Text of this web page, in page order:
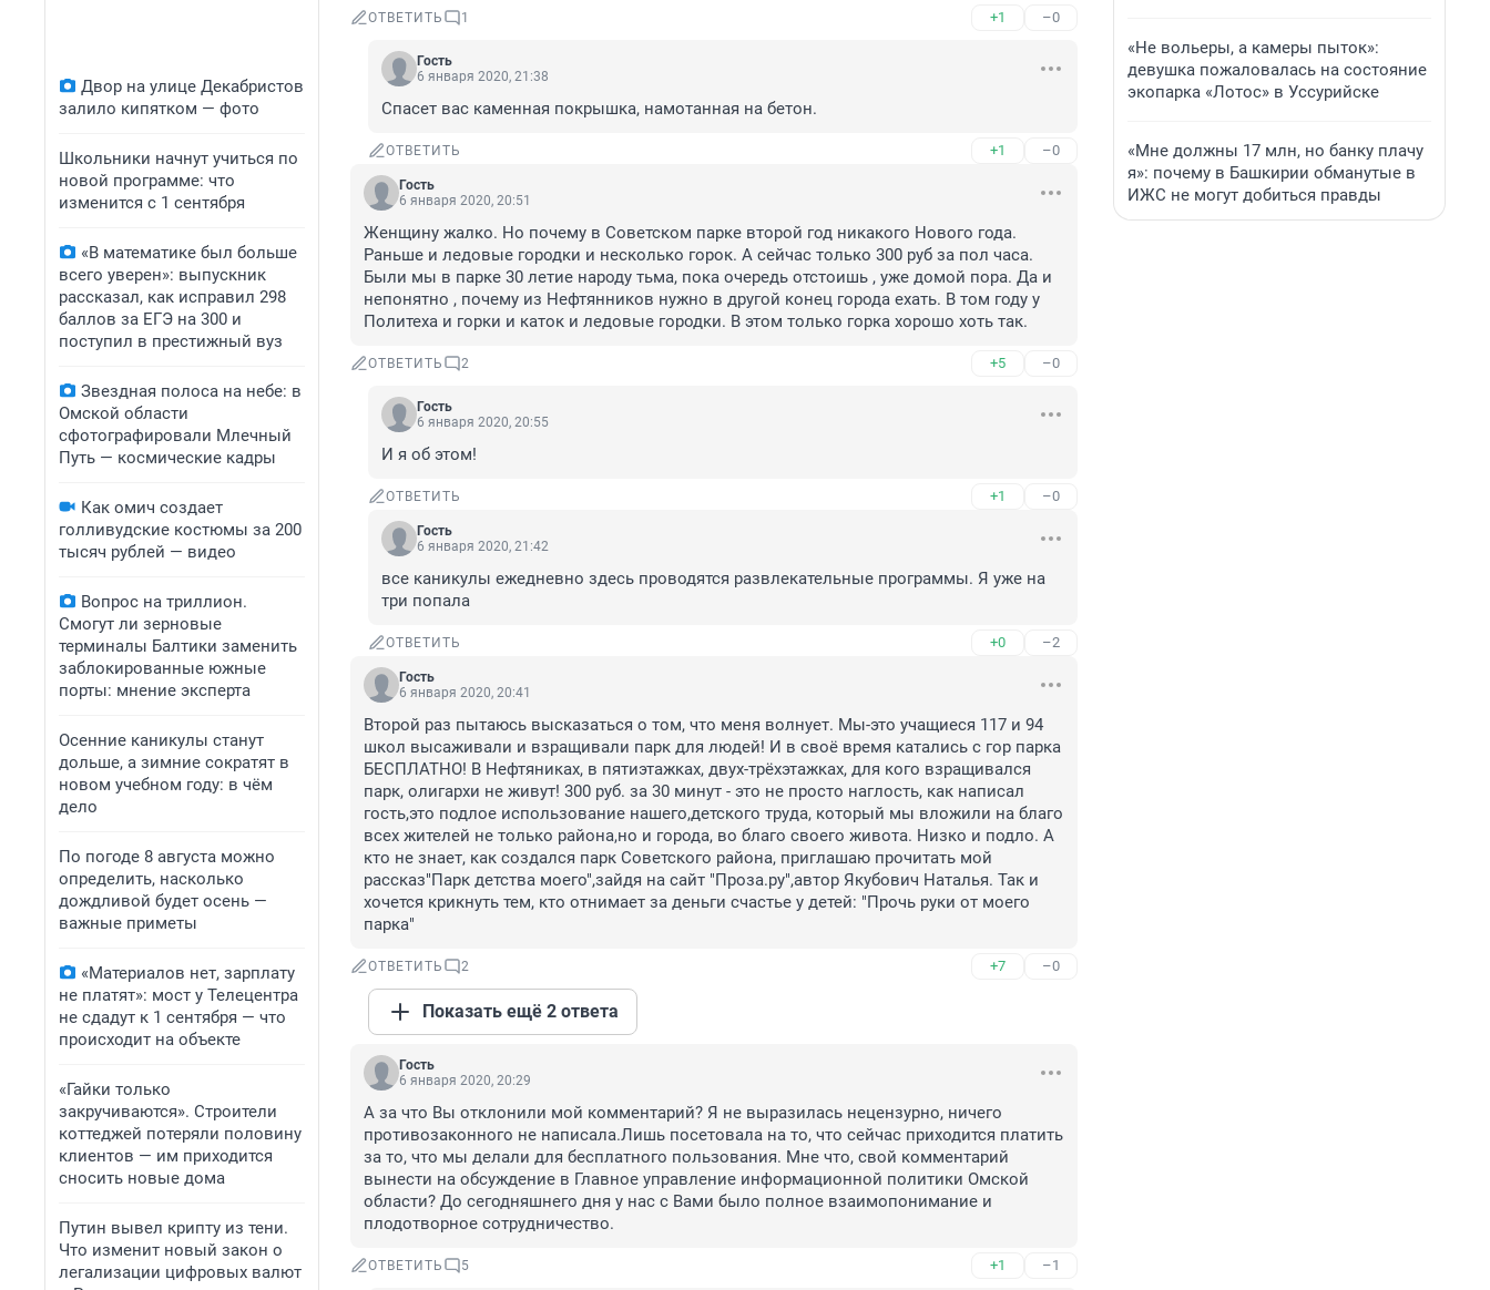
Двор на улице Декабристов
залило кипятком — фото
Школьники начнут учиться по
новой программе: что
изменится с 1 сентября
«В математике был больше
всего уверен»: выпускник
рассказал, как исправил 298
баллов за ЕГЭ на 300 и
поступил в престижный вуз
Звездная полоса на небе: в
Омской области
сфотографировали Млечный
Путь — космические кадры
Как омич создает
голливудские костюмы за 200
тысяч рублей — видео
Вопрос на триллион.
Смогут ли зерновые
терминалы Балтики заменить
заблокированные южные
порты: мнение эксперта
Осенние каникулы станут
дольше, а зимние сократят в
новом учебном году: в чём
дело
По погоде 8 августа можно
определить, насколько
дождливой будет осень —
важные приметы
«Материалов нет, зарплату
не платят»: мост у Телецентра
не сдадут к 1 сентября — что
происходит на объекте
«Гайки только
закручиваются». Строители
коттеджей потеряли половину
клиентов — им приходится
сносить новые дома
Путин вывел крипту из тени.
Что изменит новый закон о
легализации цифровых валют
ОТВЕТИТЬ 1 +1 –0
Гость
6 января 2020, 21:38
Спасет вас каменная покрышка, намотанная на бетон.
ОТВЕТИТЬ +1 –0
Гость
6 января 2020, 20:51
Женщину жалко. Но почему в Советском парке второй год никакого Нового года.
Раньше и ледовые городки и несколько горок. А сейчас только 300 руб за пол часа.
Были мы в парке 30 летие народу тьма, пока очередь отстоишь , уже домой пора. Да и
непонятно , почему из Нефтянников нужно в другой конец города ехать. В том году у
Политеха и горки и каток и ледовые городки. В этом только горка хорошо хоть так.
ОТВЕТИТЬ 2 +5 –0
Гость
6 января 2020, 20:55
И я об этом!
ОТВЕТИТЬ +1 –0
Гость
6 января 2020, 21:42
все каникулы ежедневно здесь проводятся развлекательные программы. Я уже на
три попала
ОТВЕТИТЬ +0 –2
Гость
6 января 2020, 20:41
Второй раз пытаюсь высказаться о том, что меня волнует. Мы-это учащиеся 117 и 94
школ высаживали и взращивали парк для людей! И в своё время катались с гор парка
БЕСПЛАТНО! В Нефтяниках, в пятиэтажках, двух-трёхэтажках, для кого взращивался
парк, олигархи не живут! 300 руб. за 30 минут - это не просто наглость, как написал
гость,это подлое использование нашего,детского труда, который мы вложили на благо
всех жителей не только района,но и города, во благо своего живота. Низко и подло. А
кто не знает, как создался парк Советского района, приглашаю прочитать мой
рассказ"Парк детства моего",зайдя на сайт "Проза.ру",автор Якубович Наталья. Так и
хочется крикнуть тем, кто отнимает за деньги счастье у детей: "Прочь руки от моего
парка"
ОТВЕТИТЬ 2 +7 –0
Показать ещё 2 ответа
Гость
6 января 2020, 20:29
А за что Вы отклонили мой комментарий? Я не выразилась нецензурно, ничего
противозаконного не написала.Лишь посетовала на то, что сейчас приходится платить
за то, что мы делали для бесплатного пользования. Мне что, свой комментарий
вынести на обсуждение в Главное управление информационной политики Омской
области? До сегодняшнего дня у нас с Вами было полное взаимопонимание и
плодотворное сотрудничество.
ОТВЕТИТЬ 5 +1 –1
«Не вольеры, а камеры пыток»:
девушка пожаловалась на состояние
экопарка «Лотос» в Уссурийске
«Мне должны 17 млн, но банку плачу
я»: почему в Башкирии обманутые в
ИЖС не могут добиться правды